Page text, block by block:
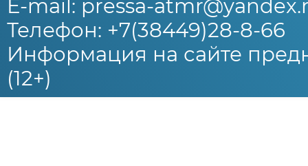
E-mail: pressa-
Телефон: +7(38449)28-8-66
Информация на сайте
(12+)